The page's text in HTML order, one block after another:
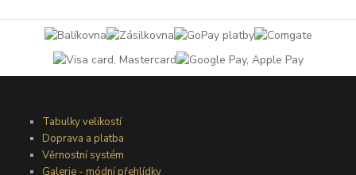
Tabulky velikostí
Doprava a platba
Věrnostní systém
Galerie - módní přehlídky